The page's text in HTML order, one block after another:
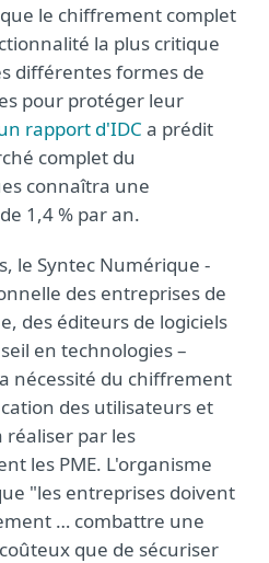
le chiffrement complet
la plus critique
différentes formes de
pour protéger leur
rapport d'IDC a prédit
complet du
connaîtra une
1,4 % par an.
le Syntec Numérique -
des entreprises de
des éditeurs de logiciels
en technologies –
nécessité du chiffrement
des utilisateurs et
réaliser par les
les PME. L'organisme
"les entreprises doivent
… combattre une
que de sécuriser